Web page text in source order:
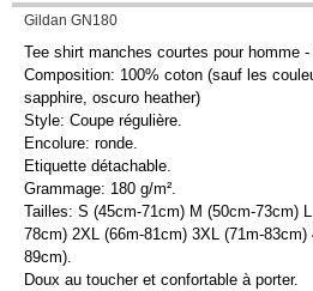
Gildan GN180
Tee shirt manches courtes pour homme
Composition: 100% coton (sauf les
sapphire, oscuro heather)
Style: Coupe régulière.
Encolure: ronde.
Etiquette détachable.
Grammage: 180 g/m².
Tailles: S (45cm-71cm) M (50cm-73cm)
78cm) 2XL (66m-81cm) 3XL (71m-
89cm).
Doux au toucher et confortable à porter.